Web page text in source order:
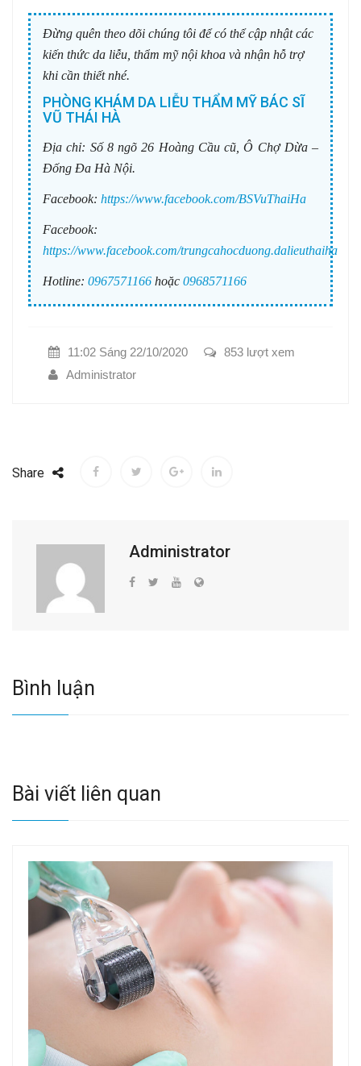
Đừng quên theo dõi chúng tôi để có thể cập nhật các
kiến thức da liễu, thẩm mỹ nội khoa và nhận hỗ trợ
khi cần thiết nhé.
PHÒNG KHÁM DA LIỄU THẨM MỸ BÁC SĨ
VŨ THÁI HÀ
Địa chỉ: Số 8 ngõ 26 Hoàng Cầu cũ, Ô Chợ Dừa –
Đống Đa Hà Nội.
Facebook: https://www.facebook.com/BSVuThaiHa
Facebook:
https://www.facebook.com/trungcahocduong.dalieuthaiha
Hotline: 0967571166 hoặc 0968571166
11:02 Sáng 22/10/2020
853 lượt xem
Administrator
Share
Administrator
Bình luận
Bài viết liên quan